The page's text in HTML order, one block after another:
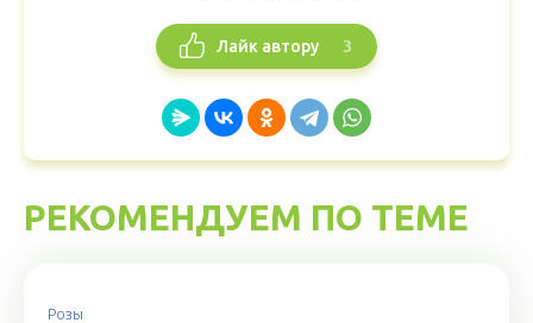
Лайк автору 3
РЕКОМЕНДУЕМ ПО ТЕМЕ
Розы